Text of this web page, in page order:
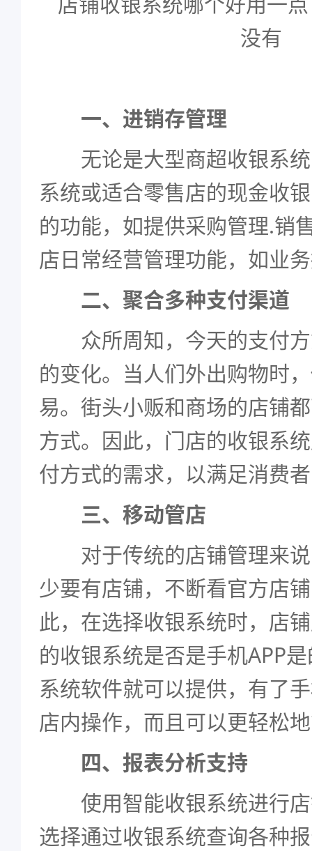
一、进销存管理
无论是大型商超收银系统
系统或适合零售店的现金收
的功能，如提供采购管理.销
店日常经营管理功能，如业
二、聚合多种支付渠道
众所周知，今天的支付方
的变化。当人们外出购物时
易。街头小贩和商场的店铺
方式。因此，门店的收银系
付方式的需求，以满足消费
三、移动管店
对于传统的店铺管理来说
少要有店铺，不断看官方店
此，在选择收银系统时，店
的收银系统是否是手机APP
系统软件就可以提供，有了
店内操作，而且可以更轻松
四、报表分析支持
使用智能收银系统进行店
选择通过收银系统查询各种